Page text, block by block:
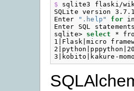
$ sqlite3 flaski/
SQLite version
Enter
".help" for
Enter SQL
sqlite> select *
1|Flask|micro